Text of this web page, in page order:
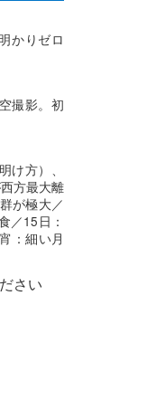
かりゼロ
撮影。初
け方）、
方最大離
が極大／
／15日：
：細い月
さい